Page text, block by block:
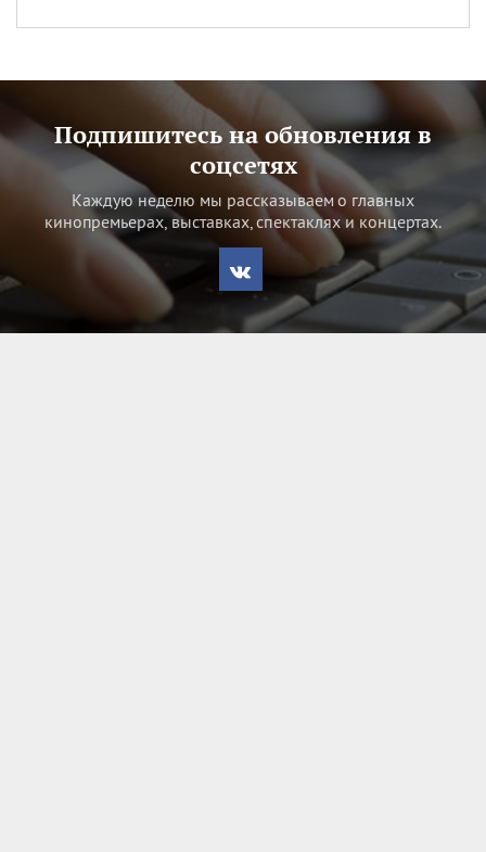
Подпишитесь на обновления в
соцсетях
Каждую неделю мы рассказываем о главных
кинопремьерах, выставках, спектаклях и концертах.